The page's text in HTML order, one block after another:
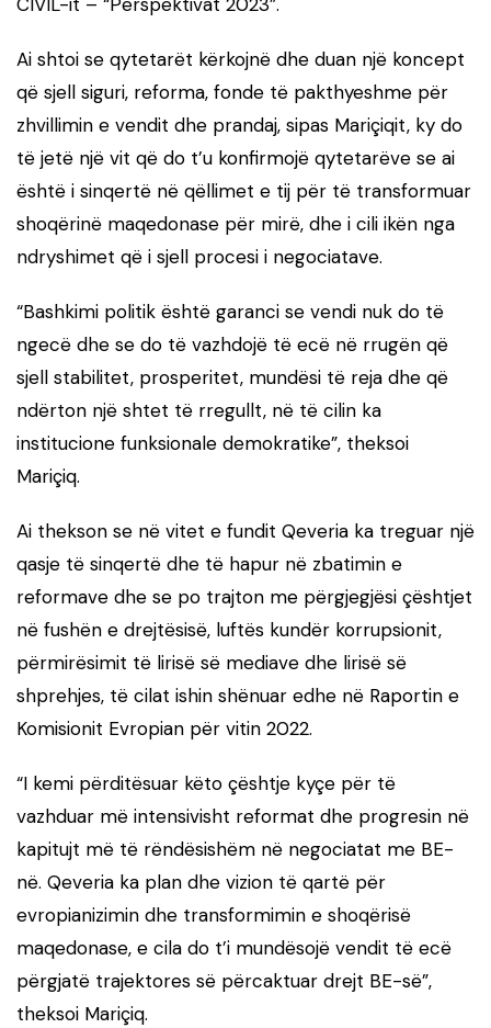
Ai shtoi se qytetarët kërkojnë dhe duan një koncept
që sjell siguri, reforma, fonde të pakthyeshme për
zhvillimin e vendit dhe prandaj, sipas Mariçiqit, ky do
të jetë një vit që do t’u konfirmojë qytetarëve se ai
është i sinqertë në qëllimet e tij për të transformuar
shoqërinë maqedonase për mirë, dhe i cili ikën nga
ndryshimet që i sjell procesi i negociatave.
“Bashkimi politik është garanci se vendi nuk do të
ngecë dhe se do të vazhdojë të ecë në rrugën që
sjell stabilitet, prosperitet, mundësi të reja dhe që
ndërton një shtet të rregullt, në të cilin ka
institucione funksionale demokratike”, theksoi
Mariçiq.
Ai thekson se në vitet e fundit Qeveria ka treguar një
qasje të sinqertë dhe të hapur në zbatimin e
reformave dhe se po trajton me përgjegjësi çështjet
në fushën e drejtësisë, luftës kundër korrupsionit,
përmirësimit të lirisë së mediave dhe lirisë së
shprehjes, të cilat ishin shënuar edhe në Raportin e
Komisionit Evropian për vitin 2022.
“I kemi përditësuar këto çështje kyçe për të
vazhduar më intensivisht reformat dhe progresin në
kapitujt më të rëndësishëm në negociatat me BE-
në. Qeveria ka plan dhe vizion të qartë për
evropianizimin dhe transformimin e shoqërisë
maqedonase, e cila do t’i mundësojë vendit të ecë
përgjatë trajektores së përcaktuar drejt BE-së”,
theksoi Mariçiq.